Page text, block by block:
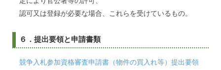
認可又は登録が必要な場合、これらを受けているもの。
６．提出要領と申請書類
競争入札参加資格審査申請書（物件の買入れ等）提出要領